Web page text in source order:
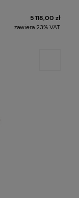
5 118,00 zł
zawiera 23% VAT